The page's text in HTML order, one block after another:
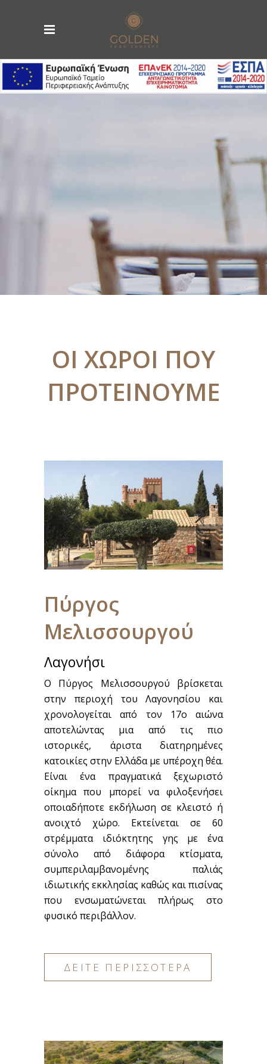
ΣΥΝΕΡΓΑΣΙΕΣ
ΟΙ ΧΩΡΟΙ ΠΟΥ
ΠΡΟΤΕΙΝΟΥΜΕ
Πύργος
Μελισσουργού
Λαγονήσι
Ο Πύργος Μελισσουργού βρίσκεται
στην περιοχή του Λαγονησίου και
χρονολογείται από τον 17ο αιώνα
αποτελώντας μια από τις πιο
ιστορικές, άριστα διατηρημένες
κατοικίες στην Ελλάδα με υπέροχη θέα.
Είναι ένα πραγματικά ξεχωριστό
οίκημα που μπορεί να φιλοξενήσει
οποιαδήποτε εκδήλωση σε κλειστό ή
ανοιχτό χώρο. Εκτείνεται σε 60
στρέμματα ιδιόκτητης γης με ένα
σύνολο από διάφορα κτίσματα,
συμπεριλαμβανομένης παλιάς
ιδιωτικής εκκλησίας καθώς και πισίνας
που ενσωματώνεται πλήρως στο
φυσικό περιβάλλον.
ΔΕΙΤΕ ΠΕΡΙΣΣΟΤΕΡΑ